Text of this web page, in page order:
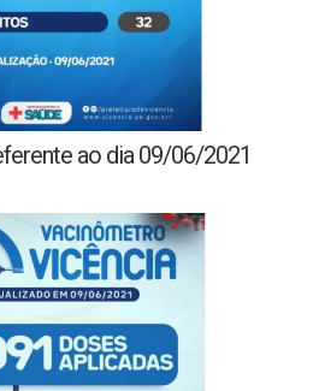
ao dia 09/06/2021